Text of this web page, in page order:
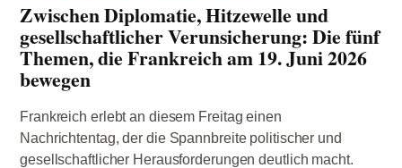
Zwischen Diplomatie, Hitzewelle und
gesellschaftlicher Verunsicherung: Die fünf
Themen, die Frankreich am 19. Juni 2026
bewegen
Frankreich erlebt an diesem Freitag einen
Nachrichtentag, der die Spannbreite politischer und
gesellschaftlicher Herausforderungen deutlich macht.